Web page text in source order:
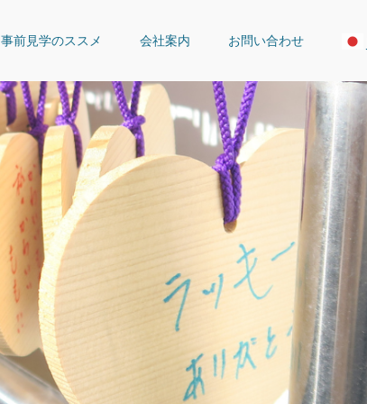
事前見学のススメ 会社案内 お問い合わせ